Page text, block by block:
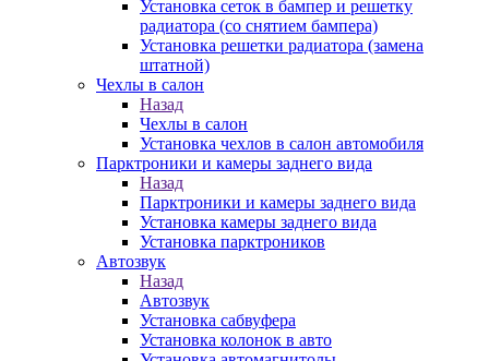
Установка сеток в бампер и решетку
радиатора (со снятием бампера)
Установка решетки радиатора (замена
штатной)
Чехлы в салон
Назад
Чехлы в салон
Установка чехлов в салон автомобиля
Парктроники и камеры заднего вида
Назад
Парктроники и камеры заднего вида
Установка камеры заднего вида
Установка парктроников
Автозвук
Назад
Автозвук
Установка сабвуфера
Установка колонок в авто